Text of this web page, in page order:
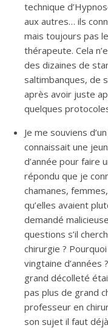
technique
aux autres… ils
mais toujours pas
thérapeute. Cela
des dizaines de
saltimbanques, de
après avoir juste
quelques
Je me souviens
connaissait une
d’année pour faire
répondu que je
chamanes,
qu’elles avaient
demandé
questions s’il
chirurgie ?
vingtaine d’années
grand décolleté
pas plus de grand
professeur en
son sujet il faut